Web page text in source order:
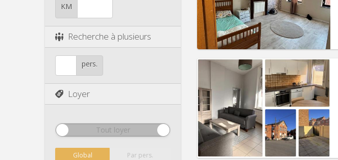
KM
Recherche à plusieurs
pers.
Loyer
Tout loyer
Global Par pers.
Infos Pratiques
Loyer:400 €
Charges:50 €
Infos Pratiques
Loyer:400 €
Charges:80 €
Durée:12 mois
Domiciliation: Non